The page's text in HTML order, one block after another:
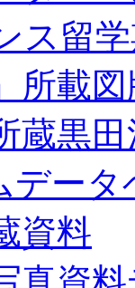
ス留
所載
蔵黒
データ
資料